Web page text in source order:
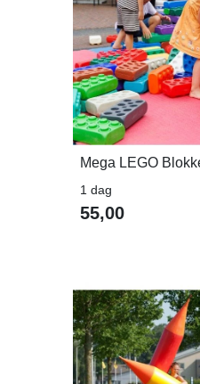
Mega LEGO
1 dag
55,00